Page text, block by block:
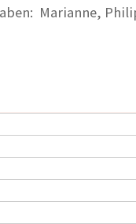
Marianne,